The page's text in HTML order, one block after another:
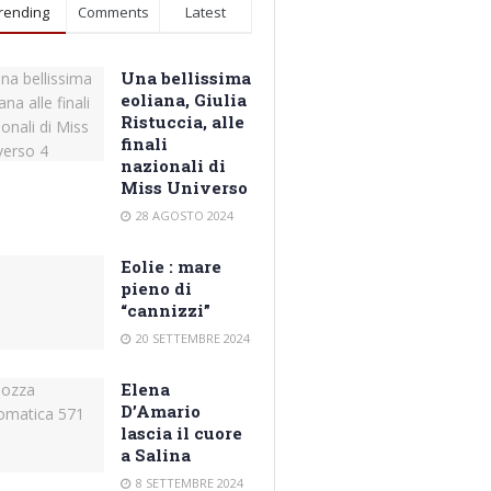
Comments Latest
Una bellissima
eoliana, Giulia
Ristuccia, alle
finali
nazionali di
Miss Universo
28 AGOSTO 2024
Eolie : mare
pieno di
“cannizzi”
20 SETTEMBRE 2024
Elena
D’Amario
lascia il cuore
a Salina
8 SETTEMBRE 2024